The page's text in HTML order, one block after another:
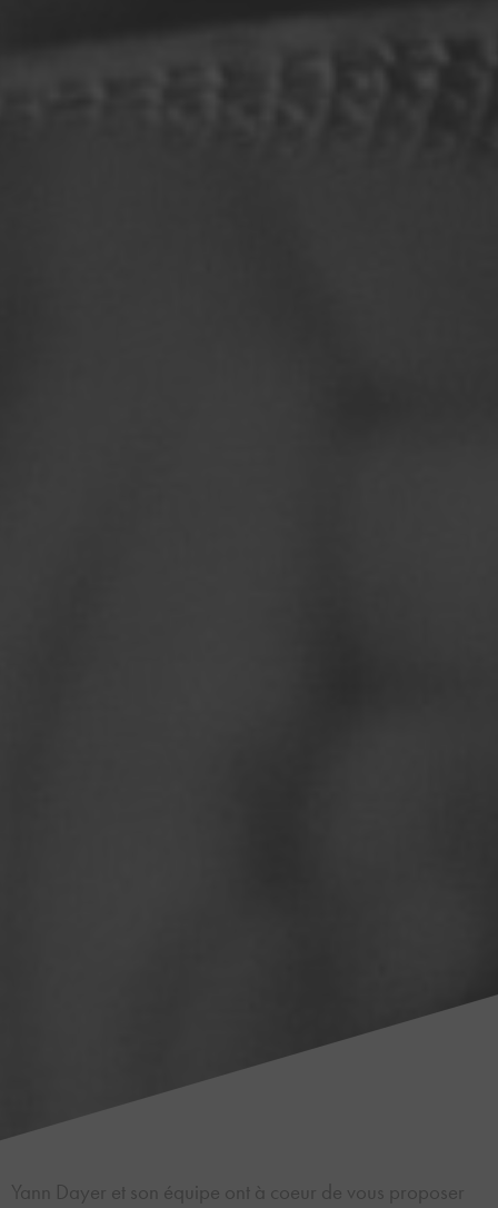
Yann Dayer et son équipe ont à coeur de vous proposer